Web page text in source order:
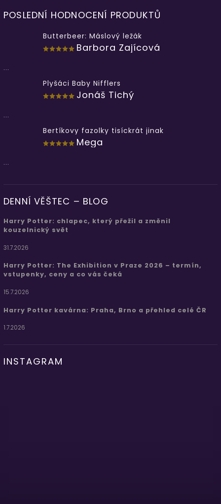
POSLEDNÍ HODNOCENÍ PRODUKTŮ
Butterbeer: Máslový ležák
Barbora Zajícová
...
Plyšáci Baby Nifflers
Jonáš Tichý
...
Bertíkovy fazolky tisíckrát jinak
Mega
...
DENNÍ VĚŠTEC – BLOG
Harry Potter: chlapec, který přežil a změnil
kouzelnický svět
31.7.2026
Harry Potter: The Exhibition v Praze 2026 – termín,
vstupenky, ceny a co vás čeká
15.7.2026
Harry Potter kavárna: Praha, Brno a přehled celé ČR
1.7.2026
INSTAGRAM